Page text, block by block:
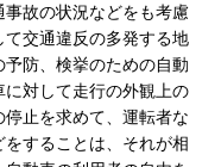
故の状況などをも考慮
交通違反の多発する地
防、検挙のための自動
対して走行の外観上の
止を求めて、運転者な
することは、それが相